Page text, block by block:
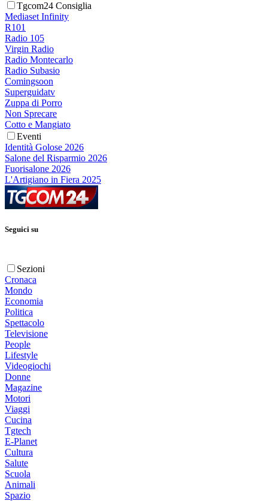
Tgcom24 Consiglia
Mediaset Infinity
R101
Radio 105
Virgin Radio
Radio Montecarlo
Radio Subasio
Comingsoon
Superguidatv
Zuppa di Porro
Non Sprecare
Cotto e Mangiato
Eventi
Identità Golose 2026
Salone del Risparmio 2026
Fuorisalone 2026
L'Artigiano in Fiera 2025
Seguici su
Sezioni
Cronaca
Mondo
Economia
Politica
Spettacolo
Televisione
People
Lifestyle
Videogiochi
Donne
Magazine
Motori
Viaggi
Cucina
Tgtech
E-Planet
Cultura
Salute
Scuola
Animali
Spazio